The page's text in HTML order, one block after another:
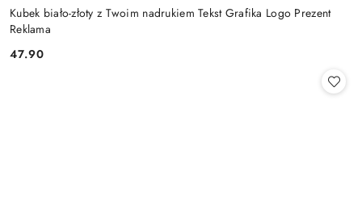
Kubek biało-złoty z Twoim nadrukiem Tekst Grafika Logo Prezent
Reklama
Cena:
47.90